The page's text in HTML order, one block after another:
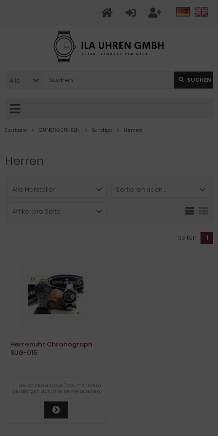
Alle SUCHEN
Startseite GÜNSTIGE UHREN Sonstige Herren
Herren
Alle Hersteller Sortieren nach ...
Artikel pro Seite
Seiten: 1
Herrenuhr Chronograph
SUG-015
Sie können als Gast (bzw. mit Ihrem
derzeitigen Status) keine Preise sehen.